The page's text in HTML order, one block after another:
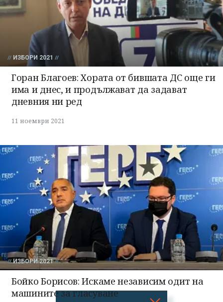
ИЗБОРИ 2021
Горан Благоев: Хората от бившата ДС още ги
има и днес, и продължават да задават
дневния ни ред
11 ноември 2021
ИЗБОРИ 2021
Бойко Борисов: Искаме независим одит на
машините за гласуване